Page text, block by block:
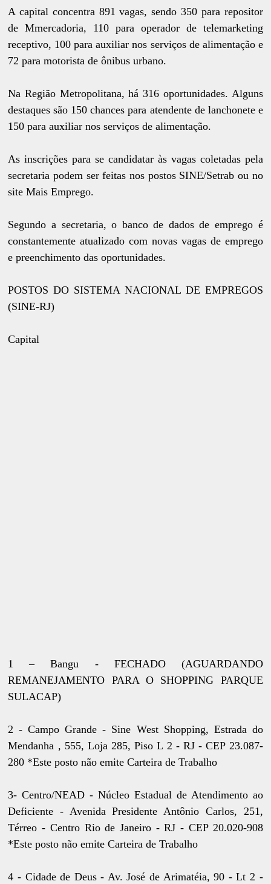
A capital concentra 891 vagas, sendo 350 para repositor
de Mmercadoria, 110 para operador de telemarketing
receptivo, 100 para auxiliar nos serviços de alimentação e
72 para motorista de ônibus urbano.
Na Região Metropolitana, há 316 oportunidades. Alguns
destaques são 150 chances para atendente de lanchonete e
150 para auxiliar nos serviços de alimentação.
As inscrições para se candidatar às vagas coletadas pela
secretaria podem ser feitas nos postos SINE/Setrab ou no
site Mais Emprego.
Segundo a secretaria, o banco de dados de emprego é
constantemente atualizado com novas vagas de emprego
e preenchimento das oportunidades.
POSTOS DO SISTEMA NACIONAL DE EMPREGOS
(SINE-RJ)
Capital
1 – Bangu - FECHADO (AGUARDANDO
REMANEJAMENTO PARA O SHOPPING PARQUE
SULACAP)
2 - Campo Grande - Sine West Shopping, Estrada do
Mendanha , 555, Loja 285, Piso L 2 - RJ - CEP 23.087-
280 *Este posto não emite Carteira de Trabalho
3- Centro/NEAD - Núcleo Estadual de Atendimento ao
Deficiente - Avenida Presidente Antônio Carlos, 251,
Térreo - Centro Rio de Janeiro - RJ - CEP 20.020-908
*Este posto não emite Carteira de Trabalho
4 - Cidade de Deus - Av. José de Arimatéia, 90 - Lt 2 -